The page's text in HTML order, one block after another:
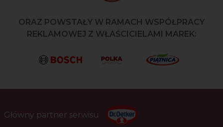
ORAZ POWSTAŁY W RAMACH WSPÓŁPRACY
REKLAMOWEJ Z WŁAŚCICIELAMI MAREK:
Główny partner serwisu